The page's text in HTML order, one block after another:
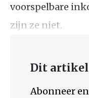
voorspelbare
zijn ze niet.
Dit artikel
Abonneer